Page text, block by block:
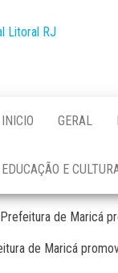
INICIO GERAL
EDUCAÇÃO E
Prefeitura de Maricá